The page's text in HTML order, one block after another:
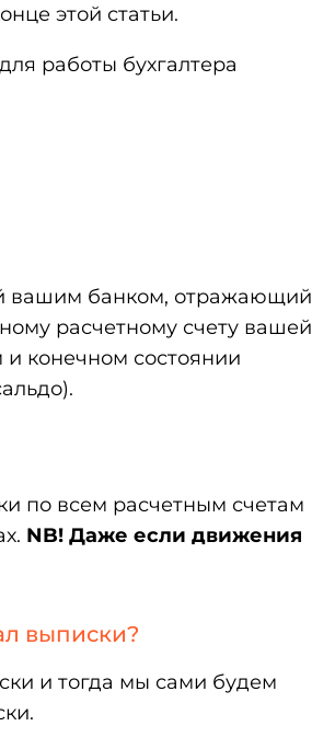
этой статьи.
работы бухгалтера
вашим банком, отражающий
расчетному счету вашей
конечном состоянии
по всем расчетным счетам
NB! Даже если движения
выписки?
и тогда мы сами будем